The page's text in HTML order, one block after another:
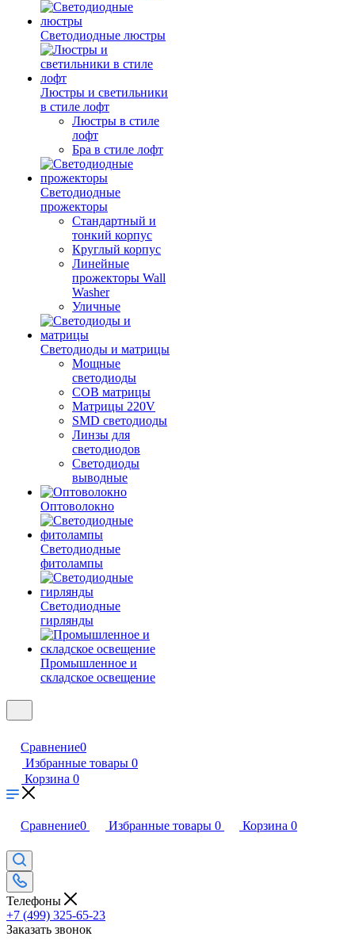
Светодиодные люстры
Люстры и светильники
в стиле лофт
Люстры в стиле
лофт
Бра в стиле лофт
Светодиодные
прожекторы
Стандартный и
тонкий корпус
Круглый корпус
Линейные
прожекторы Wall
Washer
Уличные
Светодиоды и матрицы
Мощные
светодиоды
COB матрицы
Матрицы 220V
SMD светодиоды
Линзы для
светодиодов
Светодиоды
выводные
Оптоволокно
Светодиодные
фитолампы
Светодиодные
гирлянды
Промышленное и
складское освещение
Сравнение0
Избранные товары 0
Корзина 0
Сравнение0 Избранные товары 0 Корзина 0
Телефоны
+7 (499) 325-65-23
Заказать звонок